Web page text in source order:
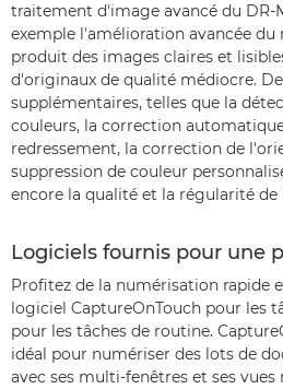
traitement d'image avancé du DR-
exemple l'amélioration avancée du
produit des images claires et
d'originaux de qualité médiocre.
supplémentaires, telles que la
couleurs, la correction
redressement, la correction de
suppression de couleur
encore la qualité et la régularité de
Logiciels fournis pour une
Profitez de la numérisation rapide
logiciel CaptureOnTouch pour les
pour les tâches de routine.
idéal pour numériser des lots de
avec ses multi-fenêtres et ses